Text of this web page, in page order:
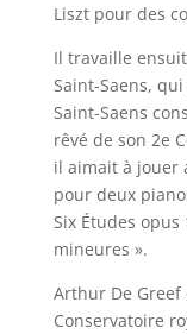
Liszt pour des
Il travaille
Saint-Saens,
Saint-Saens
rêvé de son 2e
il aimait à jouer
pour deux
Six Études
mineures ».
Arthur De Greef
Conservatoire